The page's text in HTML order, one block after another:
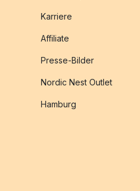
Karriere
Affiliate
Presse-Bilder
Nordic Nest Outlet
Hamburg